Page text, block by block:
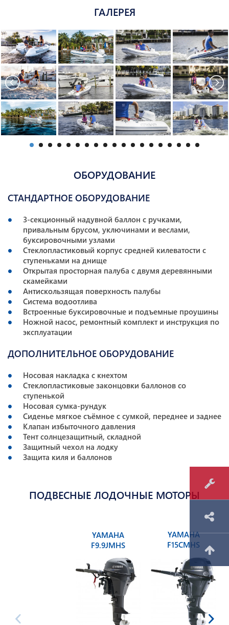
ГАЛЕРЕЯ
ОБОРУДОВАНИЕ
СТАНДАРТНОЕ ОБОРУДОВАНИЕ
3-секционный надувной баллон с ручками,
привальным брусом, уключинами и веслами,
буксировочными узлами
Стеклопластиковый корпус средней килеватости с
ступеньками на днище
Открытая просторная палуба с двумя деревянными
скамейками
Антискользящая поверхность палубы
Система водоотлива
Встроенные буксировочные и подъемные проушины
Ножной насос, ремонтный комплект и инструкция по
эксплуатации
ДОПОЛНИТЕЛЬНОЕ ОБОРУДОВАНИЕ
Носовая накладка с кнехтом
Стеклопластиковые законцовки баллонов со
ступенькой
Носовая сумка-рундук
Сиденье мягкое съёмное с сумкой, переднее и заднее
Клапан избыточного давления
Тент солнцезащитный, складной
Защитный чехол на лодку
Защита киля и баллонов
ПОДВЕСНЫЕ ЛОДОЧНЫЕ МОТОРЫ
YAMAHA
F9.9JMHS
YAMAHA
F15CMHS